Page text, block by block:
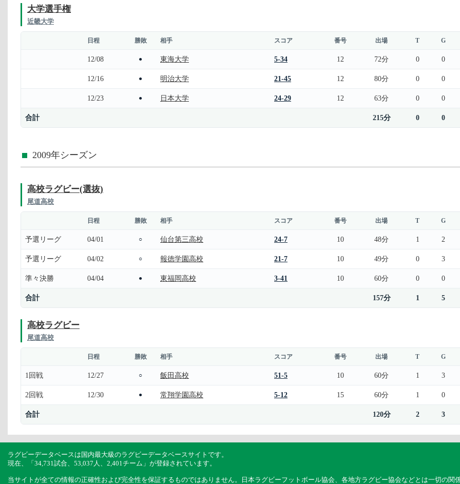
大学選手権
近畿大学
日程 勝敗 相手 スコア 番号 出場 T G
12/08 ● 東海大学 5-34 12 72分 0 0
12/16 ● 明治大学 21-45 12 80分 0 0
12/23 ● 日本大学 24-29 12 63分 0 0
合計 215分 0 0
2009年シーズン
高校ラグビー(選抜)
尾道高校
日程 勝敗 相手 スコア 番号 出場 T G
予選リーグ 04/01 ○ 仙台第三高校 24-7 10 48分 1 2
予選リーグ 04/02 ○ 報徳学園高校 21-7 10 49分 0 3
準々決勝 04/04 ● 東福岡高校 3-41 10 60分 0 0
合計 157分 1 5
高校ラグビー
尾道高校
日程 勝敗 相手 スコア 番号 出場 T G
1回戦 12/27 ○ 飯田高校 51-5 10 60分 1 3
2回戦 12/30 ● 常翔学園高校 5-12 15 60分 1 0
合計 120分 2 3
ラグビーデータベースは国内最大級のラグビーデータベースサイトです。
現在、「34,731試合、53,037人、2,401チーム」が登録されています。
当サイトが全ての情報の正確性および完全性を保証するものではありません。日本ラグビーフットボール協会、各地方ラグビー協会などとは一切の関